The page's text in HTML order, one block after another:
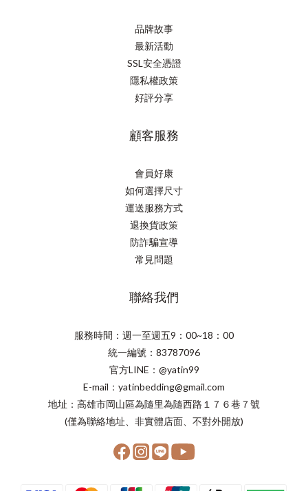
品牌故事
最新活動
SSL安全憑證
隱私權政策
好評分享
顧客服務
會員好康
如何選擇尺寸
運送服務方式
退換貨政策
防詐騙宣導
常見問題
聯絡我們
服務時間：週一至週五9：00~18：00
統一編號：83787096
官方LINE：@yatin99
E-mail：yatinbedding@gmail.com
地址：高雄市岡山區為隨里為隨西路１７６巷７號
(僅為聯絡地址、非實體店面、不對外開放)